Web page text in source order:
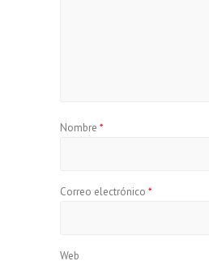
Nombre *
Correo electrónico *
Web